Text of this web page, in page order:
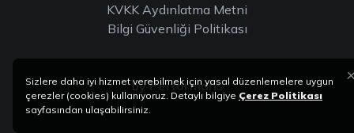
KVKK Aydınlatma Metni
Bilgi Güvenliği Politikası
byPerformans
Sizlere daha iyi hizmet verebilmek için yasal düzenlemelere uygun
çerezler (cookies) kullanıyoruz. Detaylı bilgiye Çerez Politikası
sayfasından ulaşabilirsiniz.